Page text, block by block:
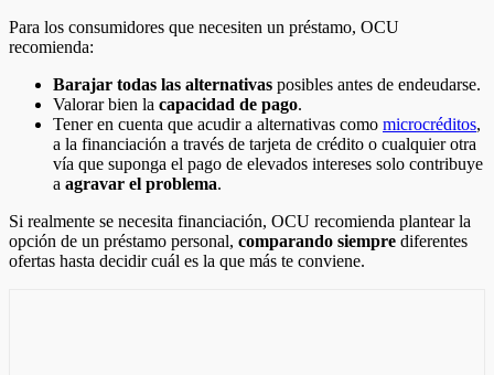
Para los consumidores que necesiten un préstamo, OCU
recomienda:
Barajar todas las alternativas posibles antes de endeudarse.
Valorar bien la capacidad de pago.
Tener en cuenta que acudir a alternativas como microcréditos,
a la financiación a través de tarjeta de crédito o cualquier otra
vía que suponga el pago de elevados intereses solo contribuye
a agravar el problema.
Si realmente se necesita financiación, OCU recomienda plantear la
opción de un préstamo personal, comparando siempre diferentes
ofertas hasta decidir cuál es la que más te conviene.